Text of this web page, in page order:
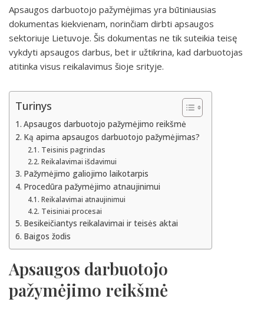
Apsaugos darbuotojo pažymėjimas yra būtiniausias
dokumentas kiekvienam, norinčiam dirbti apsaugos
sektoriuje Lietuvoje. Šis dokumentas ne tik suteikia teisę
vykdyti apsaugos darbus, bet ir užtikrina, kad darbuotojas
atitinka visus reikalavimus šioje srityje.
Turinys
Apsaugos darbuotojo pažymėjimo reikšmė
Ką apima apsaugos darbuotojo pažymėjimas?
Teisinis pagrindas
Reikalavimai išdavimui
Pažymėjimo galiojimo laikotarpis
Procedūra pažymėjimo atnaujinimui
Reikalavimai atnaujinimui
Teisiniai procesai
Besikeičiantys reikalavimai ir teisės aktai
Baigos žodis
Apsaugos darbuotojo
pažymėjimo reikšmė